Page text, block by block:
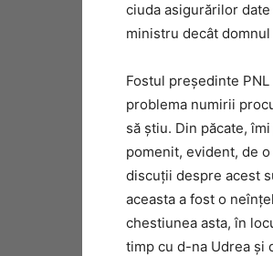
ciuda asigurărilor
ministru decât domnul
Fostul președinte
problema numirii
să știu. Din păcate,
pomenit, evident, de
discuții despre acest
aceasta a fost o
chestiunea asta, în
timp cu d-na Udrea și